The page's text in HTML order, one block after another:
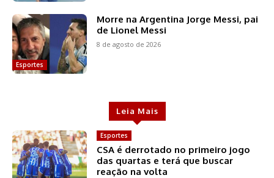
Esportes
Morre na Argentina Jorge Messi, pai
de Lionel Messi
8 de agosto de 2026
Leia Mais
Esportes
CSA é derrotado no primeiro jogo
das quartas e terá que buscar
reação na volta